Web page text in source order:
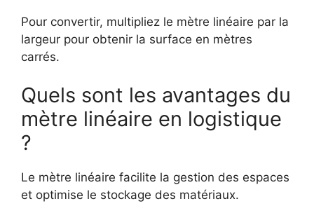
Pour convertir, multipliez le mètre linéaire par la
largeur pour obtenir la surface en mètres
carrés.
Quels sont les avantages du
mètre linéaire en logistique
?
Le mètre linéaire facilite la gestion des espaces
et optimise le stockage des matériaux.